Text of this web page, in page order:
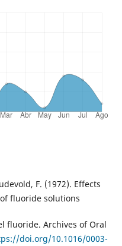
F. (1972). Effects
fluoride solutions
fluoride. Archives of Oral
doi.org/10.1016/0003-